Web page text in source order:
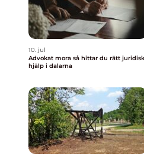
10. jul
Advokat mora så hittar du rätt juridisk
hjälp i dalarna